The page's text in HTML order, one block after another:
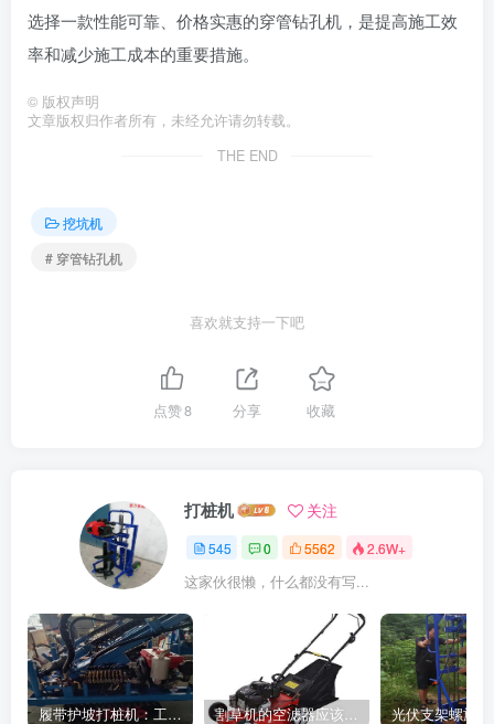
选择一款性能可靠、价格实惠的穿管钻孔机，是提高施工效
率和减少施工成本的重要措施。
© 版权声明
文章版权归作者所有，未经允许请勿转载。
THE END
挖坑机
# 穿管钻孔机
喜欢就支持一下吧
点赞8 分享 收藏
打桩机 关注
545 0 5562 2.6W+
这家伙很懒，什么都没有写...
履带护坡打桩机：工地施工利器 割草机的空滤器应该怎么清洁